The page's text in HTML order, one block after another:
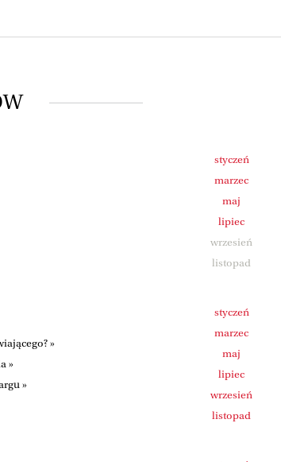
»
»
»
styczeń
marzec
maj
lipiec
wrzesień
listopad
styczeń
marzec
maj
lipiec
wrzesień
listopad